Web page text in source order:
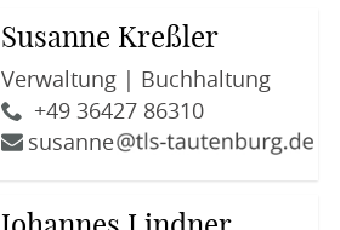
Susanne Kreßler
Verwaltung | Buchhaltung
+49 36427 86310
susanne